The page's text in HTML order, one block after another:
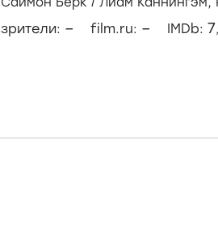
зрители: – film.ru: – IMDb: 7